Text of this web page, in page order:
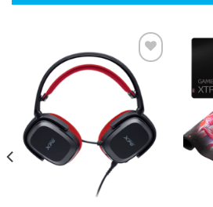
Add to
Wishlist